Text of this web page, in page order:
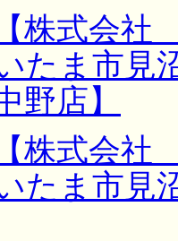
株式会
たま市
野店】
株式会
たま市